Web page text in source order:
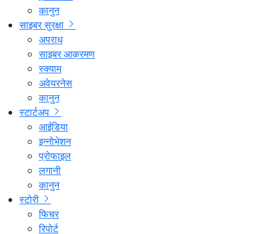
कानुन
साइबर सुरक्षा
अपराध
साइबर आक्रमण
स्क्याम
अवेयरनेस
कानुन
स्टार्टअप
आईडिया
इन्नोभेशन
प्रोफाइल
लगानी
कानुन
स्टोरी
फिचर
रिपोर्ट